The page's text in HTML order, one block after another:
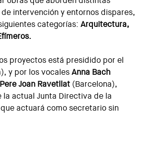
intervención y entornos dispares,
categorías:Arquitectura,
proyectos está presidido por el
y por los vocalesAnna Bach
Pere Joan Ravetllat (Barcelona),
actual Junta Directiva de la
actuará como secretario sin